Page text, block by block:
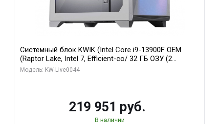
Системный блок KWIK (Intel Core i9-13900F OEM
(Raptor Lake, Intel 7, Efficient-co/ 32 ГБ ОЗУ (2
модуля)/ Gigabyte RTX5070Ti AERO OC 16GB GDDR7
Модель: KW-Live0044
219 951 руб.
В наличии